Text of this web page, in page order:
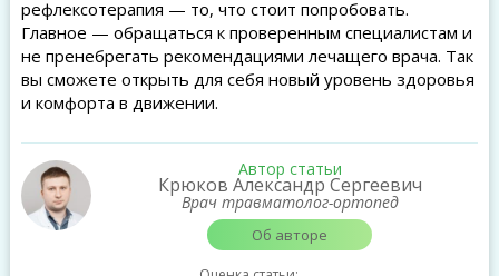
рефлексотерапия — то, что стоит попробовать.
Главное — обращаться к проверенным специалистам и
не пренебрегать рекомендациями лечащего врача. Так
вы сможете открыть для себя новый уровень здоровья
и комфорта в движении.
Автор статьи
Крюков Александр Сергеевич
Врач травматолог-ортопед
Об авторе